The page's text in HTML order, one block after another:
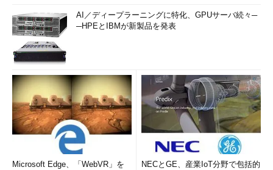
AI／ディープラーニングに特化、GPUサーバ続々─
─HPEとIBMが新製品を発表
Microsoft Edge、「WebVR」を
NECとGE、産業IoT分野で包括的